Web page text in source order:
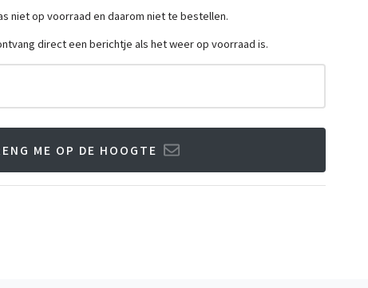
niet op voorraad en daarom niet te bestellen.
direct een berichtje als het weer op voorraad is.
ME OP DE HOOGTE